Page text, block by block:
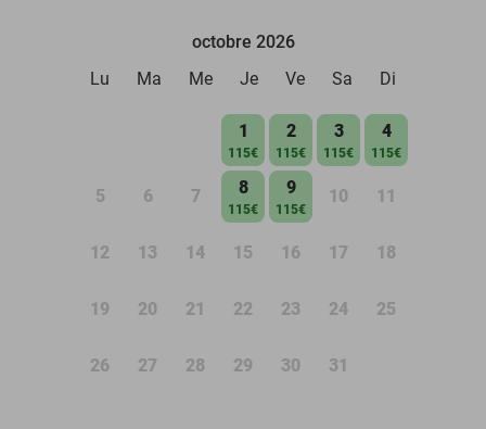
octobre 2026
Lu
Ma Me Je Ve Sa Di
1
115€
2
115€
3
115€
4
115€
5 6 7 8
115€
9
115€
10 11
12 13 14 15 16 17 18
19 20 21 22 23 24 25
26 27 28 29 30 31